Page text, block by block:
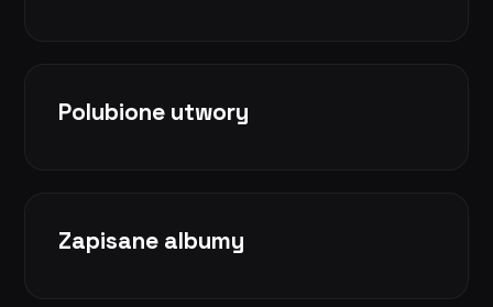
Polubione utwory
Zapisane albumy